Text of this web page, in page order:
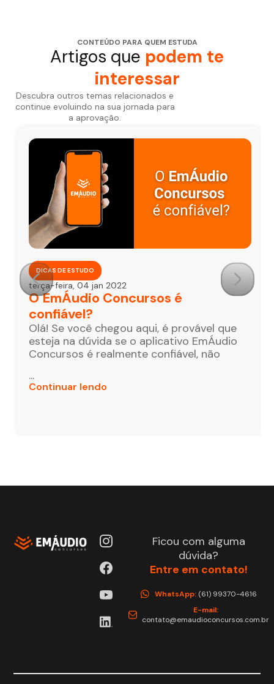
CONTEÚDO PARA QUEM ESTUDA
Artigos que podem te
interessar
Descubra outros temas relacionados e
continue evoluindo na sua jornada para
a aprovação.
DICAS DE ESTUDO
terça-feira, 04 jan 2022
O EmÁudio Concursos é
confiável?
Olá! Se você chegou aqui, é provável que
esteja na dúvida se o aplicativo EmÁudio
Concursos é realmente confiável, não
...
Continuar lendo
Ficou com alguma
dúvida?
Entre em contato!
WhatsApp: (61) 99370-4616
E-mail:
contato@emaudioconcursos.com.br